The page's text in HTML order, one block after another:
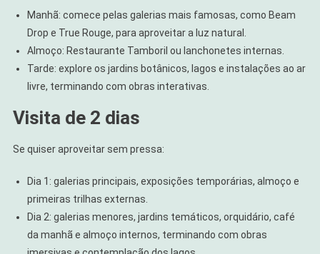
Manhã: comece pelas galerias mais famosas, como Beam
Drop e True Rouge, para aproveitar a luz natural.
Almoço: Restaurante Tamboril ou lanchonetes internas.
Tarde: explore os jardins botânicos, lagos e instalações ao ar
livre, terminando com obras interativas.
Visita de 2 dias
Se quiser aproveitar sem pressa:
Dia 1: galerias principais, exposições temporárias, almoço e
primeiras trilhas externas.
Dia 2: galerias menores, jardins temáticos, orquidário, café
da manhã e almoço internos, terminando com obras